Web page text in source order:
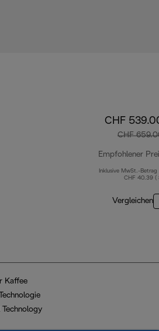
CHF
CHF
Empfohlener
Inklusive MwSt.-Betrag
CHF 40.39 (
Vergleichen
Kaffee